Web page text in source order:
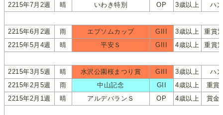
2215年7月2週
晴 いわき特別 OP 3歳以上 ハ
2215年6月2週 雨 エプソムカップ GIII 3歳以上
重賞
2215年5月4週
晴 平安Ｓ GIII 4歳以上 重賞
2215年3月5週 晴 水沢公園桜まつり賞 GIII 3歳以上
ハ
2215年2月5週
雨 中山記念 GII 4歳以上
重賞
2215年2月1週
晴 アルデバランＳ OP 4歳以上 賞金